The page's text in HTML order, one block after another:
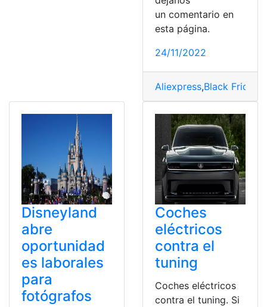
un comentario en
esta página.
24/11/2022
Aliexpress,Black Friday
Disneyland
abre
oportunidad
es laborales
para
fotógrafos
Coches
eléctricos
contra el
tuning
Coches eléctricos
contra el tuning. Si